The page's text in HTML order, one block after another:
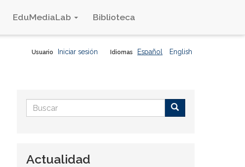
EduMediaLab Biblioteca
Idiomas Español English
Usuario Iniciar sesión
Formulario
de
Actualidad